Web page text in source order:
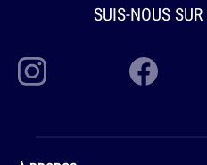
SUIS-NOUS SUR